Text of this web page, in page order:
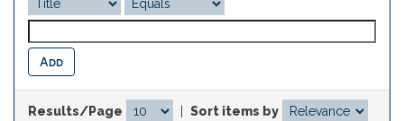
Results/Page
Sort items by